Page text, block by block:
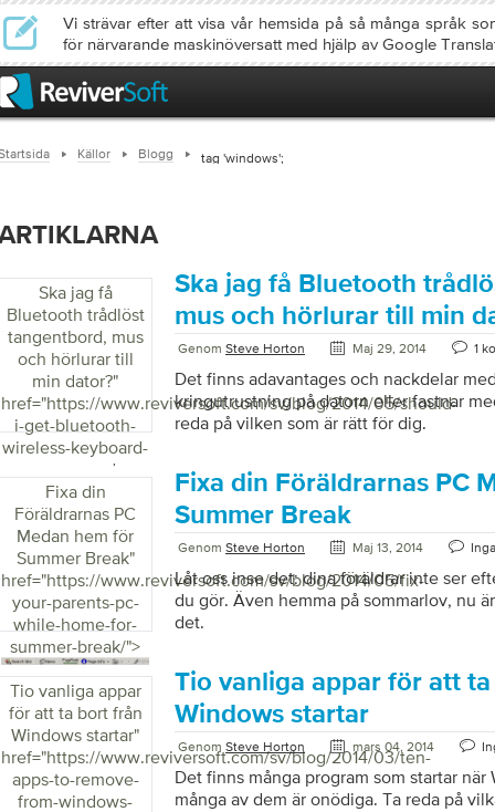
Vi strävar efter att visa vår hemsida på så många språk
för närvarande maskinöversatt med hjälp av Google
Källor Blogg tag 'windows';
Ska jag få
Bluetooth trådlöst
tangentbord, mus
och hörlurar till
min dator?"
href="https://www.reviversoft.com/sv/blog/2014/05/should-
i-get-bluetooth-
wireless-keyboard-
mouse-and-
headphones-for-
my-pc/">
Ska jag få Bluetooth
mus och hörlurar till min
Genom Steve Horton Maj 29, 2014 1
Det finns adavantages och nackdelar
kringutrustning på datorn eller fastnar
reda på vilken som är rätt för dig.
Fixa din
Föräldrarnas PC
Medan hem för
Summer Break"
href="https://www.reviversoft.com/sv/blog/2014/05/fix-
your-parents-pc-
while-home-for-
summer-break/">
Fixa din Föräldrarnas PC
Summer Break
Genom Steve Horton Maj 13, 2014
Låt oss inse det: dina föräldrar inte ser
du gör. Även hemma på sommarlov, nu
det.
Tio vanliga appar
för att ta bort från
Windows startar"
href="https://www.reviversoft.com/sv/blog/2014/03/ten-
apps-to-remove-
from-windows-
Tio vanliga appar för att
Windows startar
Genom Steve Horton mars 04, 2014
Det finns många program som startar när
många av dem är onödiga. Ta reda på